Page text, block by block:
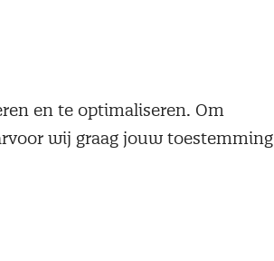
en te optimaliseren. Om
wij graag jouw toestemming